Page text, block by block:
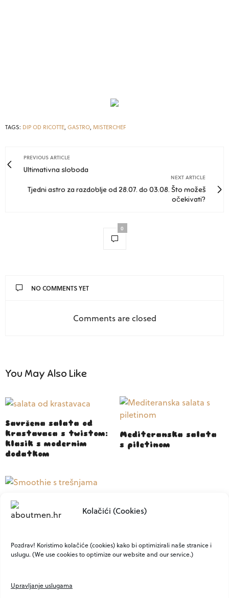
Kolačići (Cookies)
Pozdrav! Koristimo kolačiće (cookies) kako bi optimizirali naše stranice i
uslugu. (We use cookies to optimize our website and our service.)
Upravljanje uslugama
TAGS: DIP OD RICOTTE, GASTRO, MISTERCHEF
PREVIOUS ARTICLE
Ultimativna sloboda
NEXT ARTICLE
Tjedni astro za razdoblje od 28.07. do 03.08. Što možeš
očekivati?
0
NO COMMENTS YET
Comments are closed
You May Also Like
Savršena salata od
krastavaca s twistom:
klasik s modernim
dodatkom
Mediteranska salata
s piletinom
Smoothie s trešnjama
– funkcionalan